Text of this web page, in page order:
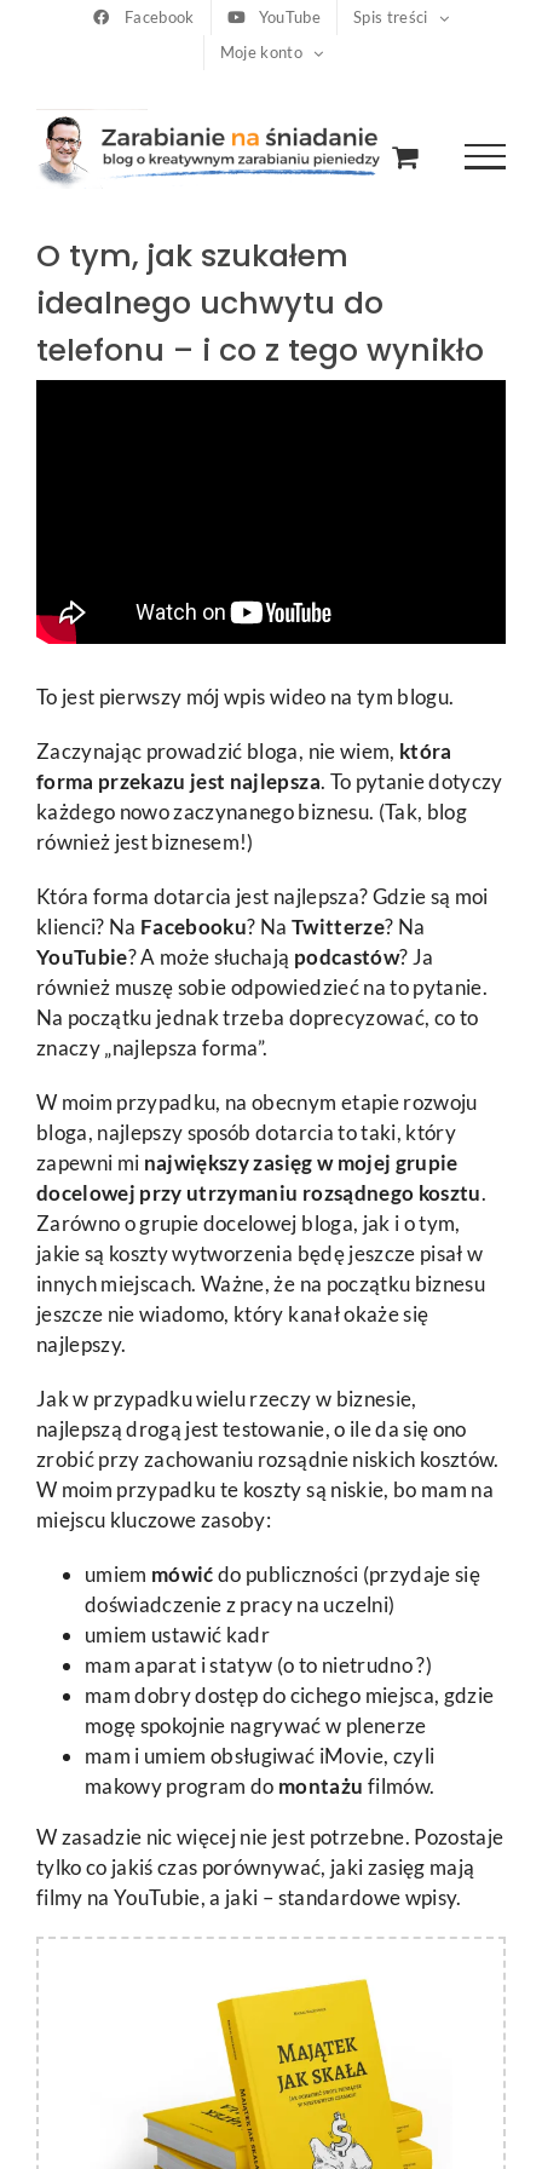
Facebook YouTube
Spis treści
Moje konto
O tym, jak szukałem
idealnego uchwytu do
telefonu – i co z tego wynikło
To jest pierwszy mój wpis wideo na tym blogu.
Zaczynając prowadzić bloga, nie wiem, która
forma przekazu jest najlepsza. To pytanie dotyczy
każdego nowo zaczynanego biznesu. (Tak, blog
również jest biznesem!)
Która forma dotarcia jest najlepsza? Gdzie są moi
klienci? Na Facebooku? Na Twitterze? Na
YouTubie? A może słuchają podcastów? Ja
również muszę sobie odpowiedzieć na to pytanie.
Na początku jednak trzeba doprecyzować, co to
znaczy „najlepsza forma”.
W moim przypadku, na obecnym etapie rozwoju
bloga, najlepszy sposób dotarcia to taki, który
zapewni mi największy zasięg w mojej grupie
docelowej przy utrzymaniu rozsądnego kosztu.
Zarówno o grupie docelowej bloga, jak i o tym,
jakie są koszty wytworzenia będę jeszcze pisał w
innych miejscach. Ważne, że na początku biznesu
jeszcze nie wiadomo, który kanał okaże się
najlepszy.
Jak w przypadku wielu rzeczy w biznesie,
najlepszą drogą jest testowanie, o ile da się ono
zrobić przy zachowaniu rozsądnie niskich kosztów.
W moim przypadku te koszty są niskie, bo mam na
miejscu kluczowe zasoby:
umiem mówićdo publiczności (przydaje się
doświadczenie z pracy na uczelni)
umiem ustawić kadr
mam aparat i statyw (o to nietrudno ?)
mam dobry dostęp do cichego miejsca, gdzie
mogę spokojnie nagrywać w plenerze
mam i umiem obsługiwać iMovie, czyli
makowy program do montażu filmów.
W zasadzie nic więcej nie jest potrzebne. Pozostaje
tylko co jakiś czas porównywać, jaki zasięg mają
filmy na YouTubie, a jaki – standardowe wpisy.